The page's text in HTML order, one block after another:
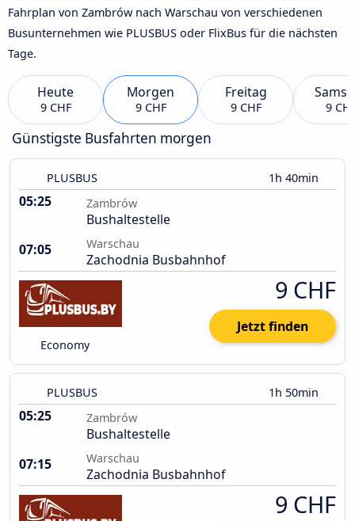
Fahrplan von Zambrów nach Warschau von verschiedenen
Busunternehmen wie PLUSBUS oder FlixBus für die nächsten
Tage.
Heute
9 CHF
Morgen
9 CHF
Freitag
9 CHF 9
Günstigste Busfahrten morgen
PLUSBUS 1h 40min
05:25 Zambrów
Bushaltestelle
07:05
Warschau
Zachodnia Busbahnhof
Economy
9 CHF
Jetzt finden
PLUSBUS 1h 50min
05:25 Zambrów
Bushaltestelle
07:15
Warschau
Zachodnia Busbahnhof
9 CHF